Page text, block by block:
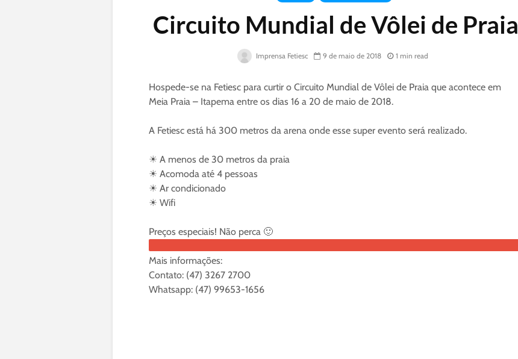
Circuito Mundial de Vôlei de Praia
Imprensa Fetiesc 9 de maio de 2018 1 min read
Hospede-se na Fetiesc para curtir o Circuito Mundial de Vôlei de Praia que acontece em
Meia Praia – Itapema entre os dias 16 a 20 de maio de 2018.
A Fetiesc está há 300 metros da arena onde esse super evento será realizado.
☀ A menos de 30 metros da praia
☀ Acomoda até 4 pessoas
☀ Ar condicionado
☀ Wifi
Preços especiais! Não perca 🙂
Mais informações:
Contato: (47) 3267 2700
Whatsapp: (47) 99653-1656